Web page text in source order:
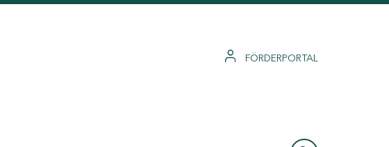
FÖRDERPORTAL